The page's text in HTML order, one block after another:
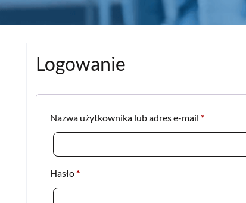
Logowanie
Nazwa użytkownika lub adres e-mail *Wymagane
Hasło*Wymagane